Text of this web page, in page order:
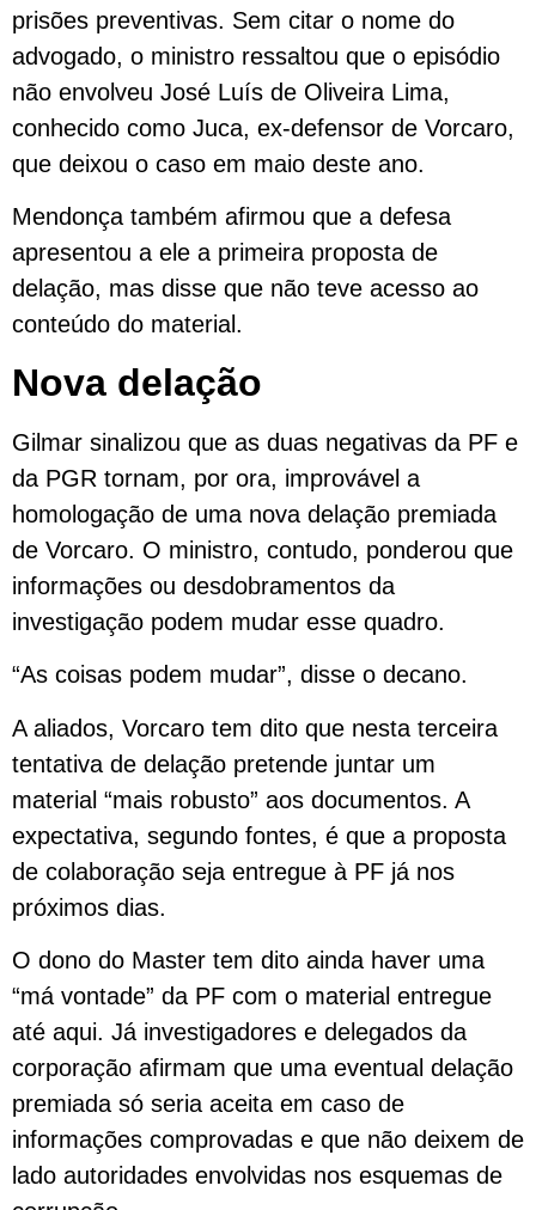
prisões preventivas. Sem citar o nome do
advogado, o ministro ressaltou que o episódio
não envolveu José Luís de Oliveira Lima,
conhecido como Juca, ex-defensor de Vorcaro,
que deixou o caso em maio deste ano.
Mendonça também afirmou que a defesa
apresentou a ele a primeira proposta de
delação, mas disse que não teve acesso ao
conteúdo do material.
Nova delação
Gilmar sinalizou que as duas negativas da PF e
da PGR tornam, por ora, improvável a
homologação de uma nova delação premiada
de Vorcaro. O ministro, contudo, ponderou que
informações ou desdobramentos da
investigação podem mudar esse quadro.
“As coisas podem mudar”, disse o decano.
A aliados, Vorcaro tem dito que nesta terceira
tentativa de delação pretende juntar um
material “mais robusto” aos documentos. A
expectativa, segundo fontes, é que a proposta
de colaboração seja entregue à PF já nos
próximos dias.
O dono do Master tem dito ainda haver uma
“má vontade” da PF com o material entregue
até aqui. Já investigadores e delegados da
corporação afirmam que uma eventual delação
premiada só seria aceita em caso de
informações comprovadas e que não deixem de
lado autoridades envolvidas nos esquemas de